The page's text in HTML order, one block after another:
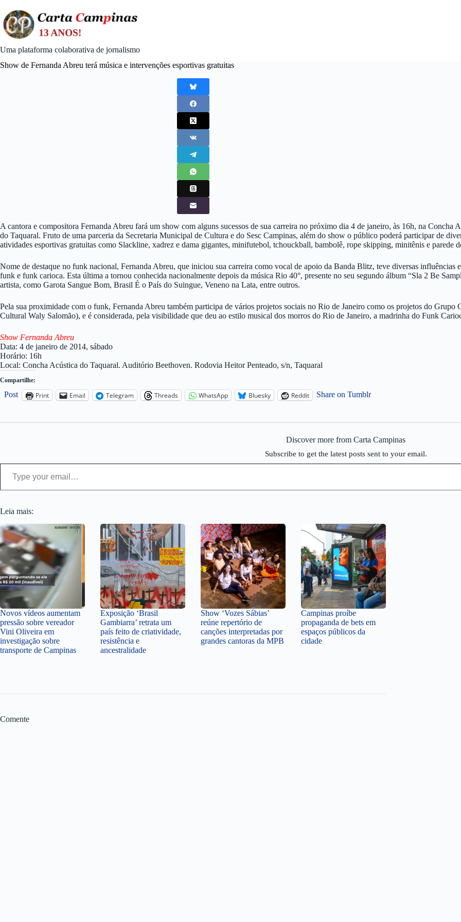
content
Uma plataforma colaborativa de jornalismo
Show de Fernanda Abreu terá música e intervenções esportivas gratuitas
A cantora e compositora Fernanda Abreu fará um show com alguns sucessos de sua carreira no próximo dia 4 de janeiro, às 16h, na Concha
do Taquaral. Fruto de uma parceria da Secretaria Municipal de Cultura e do Sesc Campinas, além do show o público poderá participar de
atividades esportivas gratuitas como Slackline, xadrez e dama gigantes, minifutebol, tchouckball, bambolê, rope skipping, minitênis e parede
Nome de destaque no funk nacional, Fernanda Abreu, que iniciou sua carreira como vocal de apoio da Banda Blitz, teve diversas influências
funk e funk carioca. Esta última a tornou conhecida nacionalmente depois da música Rio 40°, presente no seu segundo álbum “Sla 2 Be
artista, como Garota Sangue Bom, Brasil É o País do Suingue, Veneno na Lata, entre outros.
Pela sua proximidade com o funk, Fernanda Abreu também participa de vários projetos sociais no Rio de Janeiro como os projetos do
Cultural Waly Salomão), e é considerada, pela visibilidade que deu ao estilo musical dos morros do Rio de Janeiro, a madrinha do Funk
Show Fernanda Abreu
Data: 4 de janeiro de 2014, sábado
Horário: 16h
Local: Concha Acústica do Taquaral. Auditório Beethoven. Rodovia Heitor Penteado, s/n, Taquaral
Compartilhe:
Post Print Email Telegram Threads WhatsApp Bluesky Reddit Share on Tumblr
Discover more from Carta Campinas
Subscribe to get the latest posts sent to your email.
Type your email…
Leia mais:
Novos vídeos aumentam
pressão sobre vereador
Vini Oliveira em
investigação sobre
transporte de Campinas
Exposição ‘Brasil
Gambiarra’ retrata um
país feito de criatividade,
resistência e
ancestralidade
Show ‘Vozes Sábias’
reúne repertório de
canções interpretadas por
grandes cantoras da MPB
Campinas proíbe
propaganda de bets em
espaços públicos da
cidade
Comente